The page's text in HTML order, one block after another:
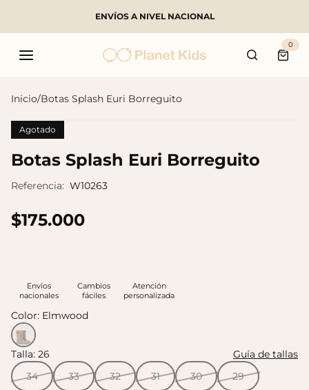
ENVÍOS A NIVEL NACIONAL
0
Inicio/Botas Splash Euri Borreguito
Agotado
Botas Splash Euri Borreguito
Referencia: W10263
$175.000
Envíos
nacionales
Cambios
fáciles
Atención
personalizada
Talla: 26
Guía de tallas
34
33 32 31 30 29
Color: Elmwood
Buscar
Productos populares
Sandalias Maui MC
$140.000
$140.000